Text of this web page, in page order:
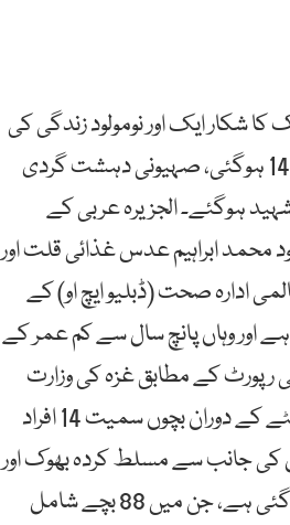
شکار ایک اور نومولود زندگی کی
بازی ہار گیا، 14 گھنٹے میں بھوک سے شہید ہونے والے افراد کی تعداد 14 ہوگئی، صہیونی دہشت گردی
8 افراد سمیت مزید 41 فلسطینی شہید ہوگئے۔ الجزیرہ عربی کے
محمد ابراہیم عدس غذائی قلت اور
ادارہ صحت (ڈبلیو ایچ او) کے
اور وہاں پانچ سال سے کم عمر کے
کی رپورٹ کے مطابق غزہ کی وزارت
صحت کا کہنا ہے کہ وزارت نے مزید بتایا کہ غزہ میں گزشتہ 24 گھنٹے کے دوران بچوں سمیت 14 افراد
کی جانب سے مسلط کردہ بھوک اور
غذائی قلت کے باعث شہید ہونے والے فلسطینیوں کی تعداد 147 ہو گئی ہے، جن میں 88 بچے شامل